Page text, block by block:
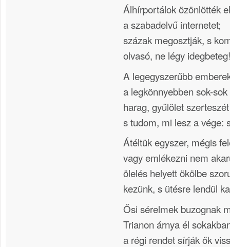
Álhírportálok özönlötték el
a szabadelvű internetet;
százak megosztják, s
olvasó, ne légy idegbeteg!
A legegyszerűbb
a legkönnyebben sok-
harag, gyűlölet
s tudom, mi lesz a vége:
Átéltük egyszer, mégis
vagy emlékezni nem
ölelés helyett ökölbe
kezünk, s ütésre lendül
Ősi sérelmek buzognak
Trianon árnya él
a régi rendet sírják ők